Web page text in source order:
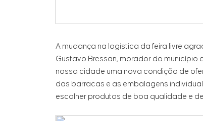
A mudança na logística da feira livre
Gustavo Bressan, morador do município
nossa cidade uma nova condição de
das barracas e as embalagens
escolher produtos de boa qualidade e